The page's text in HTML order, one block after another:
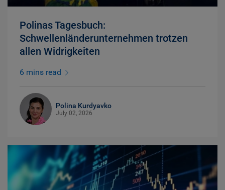
Polinas Tagesbuch:
Schwellenländerunternehmen trotzen
allen Widrigkeiten
6 mins read
Polina Kurdyavko
July 02, 2026